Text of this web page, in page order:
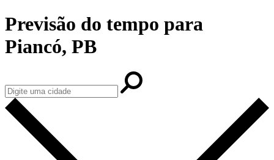
Previsão do tempo para
Piancó, PB